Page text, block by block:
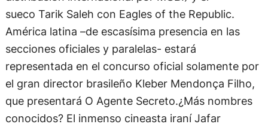
América latina –de escasísima presencia en las
secciones oficiales y paralelas- estará
representada en el concurso oficial solamente por
el gran director brasileño Kleber Mendonça Filho,
que presentará O Agente Secreto.¿Más nombres
conocidos? El inmenso cineasta iraní Jafar
Panahi envía su nueva película Un accidente